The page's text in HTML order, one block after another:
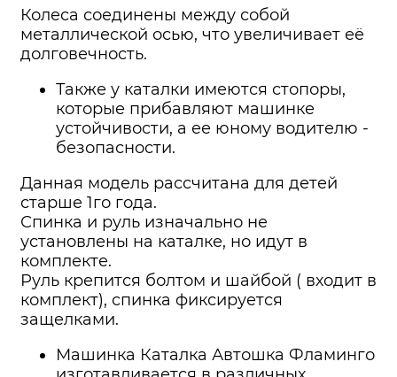
Колеса соединены между собой
металлической осью, что увеличивает её
долговечность.
Также у каталки имеются стопоры,
которые прибавляют машинке
устойчивости, а ее юному водителю -
безопасности.
Данная модель рассчитана для детей
старше 1го года.
Спинка и руль изначально не
установлены на каталке, но идут в
комплекте.
Руль крепится болтом и шайбой ( входит в
комплект), спинка фиксируется
защелками.
Машинка Каталка Автошка Фламинго